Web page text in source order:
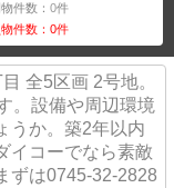
件数：0件
件数：0件
全5区画 2号地。
。設備や周辺環境
うか。築2年以内
イコーでなら素敵
ずは0745-32-2828